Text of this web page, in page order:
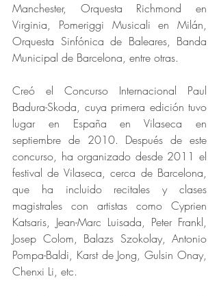
Manchester, Orquesta Richmond en
Virginia, Pomeriggi Musicali en Milán,
Orquesta Sinfónica de Baleares, Banda
Municipal de Barcelona, entre otras.
Creó el Concurso Internacional Paul
Badura-Skoda, cuya primera edición tuvo
lugar en España en Vilaseca en
septiembre de 2010. Después de este
concurso, ha organizado desde 2011 el
festival de Vilaseca, cerca de Barcelona,
que ha incluido recitales y clases
magistrales con artistas como Cyprien
Katsaris, Jean-Marc Luisada, Peter Frankl,
Josep Colom, Balazs Szokolay, Antonio
Pompa-Baldi, Karst de Jong, Gulsin Onay,
Chenxi Li, etc.